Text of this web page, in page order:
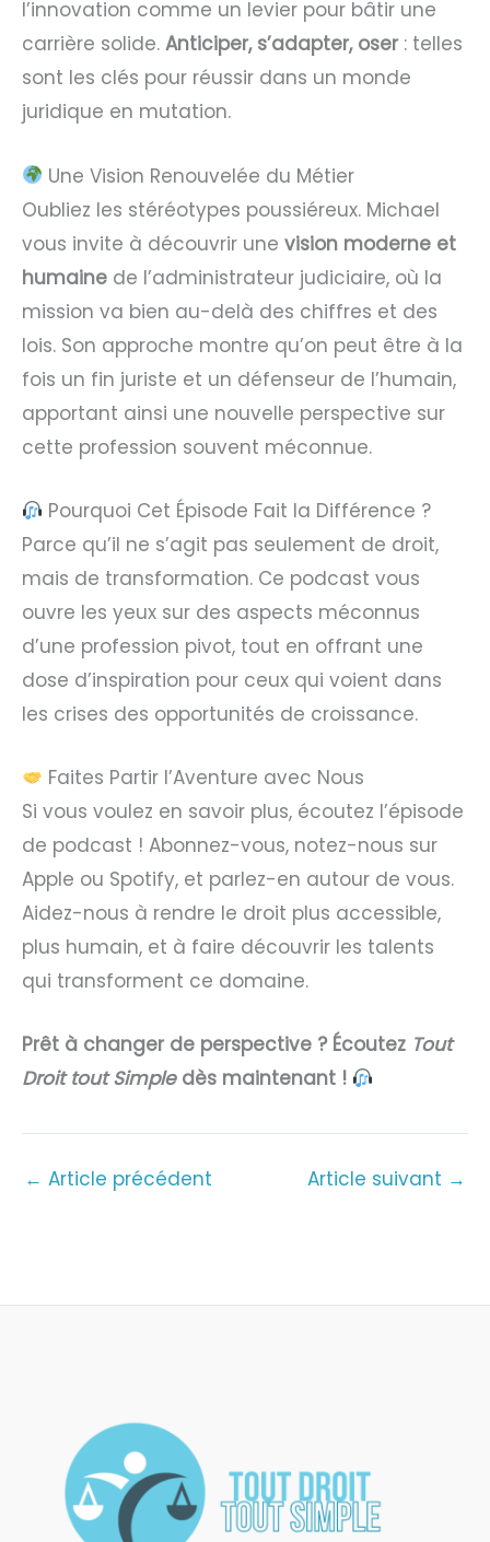
l’innovation comme un levier pour bâtir une
carrière solide. Anticiper, s’adapter, oser: telles
sont les clés pour réussir dans un monde
juridique en mutation.
Une Vision Renouvelée du Métier
Oubliez les stéréotypes poussiéreux. Michael
vous invite à découvrir une vision moderne et
humaine de l’administrateur judiciaire, où la
mission va bien au-delà des chiffres et des
lois. Son approche montre qu’on peut être à la
fois un fin juriste et un défenseur de l’humain,
apportant ainsi une nouvelle perspective sur
cette profession souvent méconnue.
Pourquoi Cet Épisode Fait la Différence ?
Parce qu’il ne s’agit pas seulement de droit,
mais de transformation. Ce podcast vous
ouvre les yeux sur des aspects méconnus
d’une profession pivot, tout en offrant une
dose d’inspiration pour ceux qui voient dans
les crises des opportunités de croissance.
Faites Partir l’Aventure avec Nous
Si vous voulez en savoir plus, écoutez l’épisode
de podcast ! Abonnez-vous, notez-nous sur
Apple ou Spotify, et parlez-en autour de vous.
Aidez-nous à rendre le droit plus accessible,
plus humain, et à faire découvrir les talents
qui transforment ce domaine.
Prêt à changer de perspective ? Écoutez Tout
Droit tout Simpledès maintenant !
← Article précédent Article suivant →